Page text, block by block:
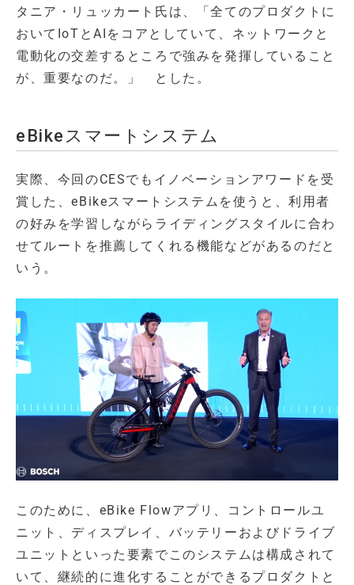
タニア・リュッカート氏は、「全てのプロダクトに
おいてIoTとAIをコアとしていて、ネットワークと
電動化の交差するところで強みを発揮していること
が、重要なのだ。」 とした。
eBikeスマートシステム
実際、今回のCESでもイノベーションアワードを受
賞した、eBikeスマートシステムを使うと、利用者
の好みを学習しながらライディングスタイルに合わ
せてルートを推薦してくれる機能などがあるのだと
いう。
このために、eBike Flowアプリ、コントロールユ
ニット、ディスプレイ、バッテリーおよびドライブ
ユニットといった要素でこのシステムは構成されて
いて、継続的に進化することができるプロダクトと